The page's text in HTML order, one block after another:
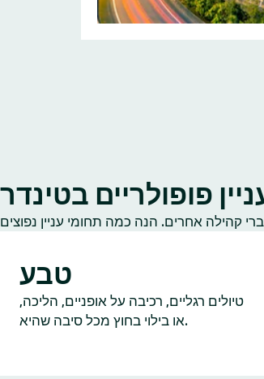
פופולריים בטינדר
טבע
טיולים רגליים, רכיבה על אופניים, הליכה,
או בילוי בחוץ מכל סיבה שהיא.